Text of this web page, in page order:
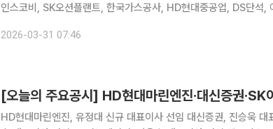
인스코비, SK오션플랜트, 한국가스공사, HD현대중공업, DS단석,
풀무원, 태경산업, 강원랜드, 영흥, 황금에스
2026-03-31 07:46
[오늘의 주요공시] HD현대마린엔진·대신증권·SK
HD현대마린엔진, 유정대 신규 대표이사 선임 대신증권, 진승욱 대표이사 선임 경동도시가스, 박성